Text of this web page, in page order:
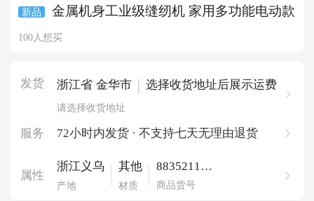
新品 金属机身工业级缝纫机 家用多功能电动款
100人想买
发货 浙江省 金华市 | 选择收货地址后展示运费
请选择收货地址
服务 72小时内发货 · 不支持七天无理由退货
属性
浙江义乌
产地
其他
材质
883521162
14839057
商品货号